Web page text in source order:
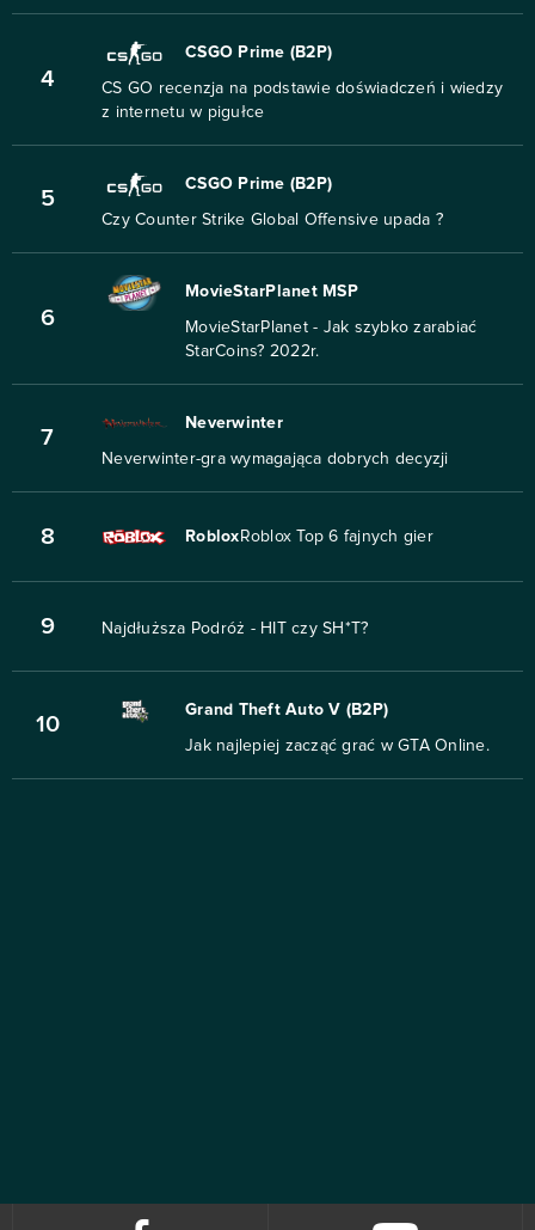
4
CSGO Prime (B2P)
CS GO recenzja na podstawie doświadczeń i wiedzy
z internetu w pigułce
5
CSGO Prime (B2P)
Czy Counter Strike Global Offensive upada ?
6
MovieStarPlanet MSP
MovieStarPlanet - Jak szybko zarabiać
StarCoins? 2022r.
7
Neverwinter
Neverwinter-gra wymagająca dobrych decyzji
8 Roblox Roblox Top 6 fajnych gier
9 Najdłuższa Podróż - HIT czy SH*T?
10
Grand Theft Auto V (B2P)
Jak najlepiej zacząć grać w GTA Online.